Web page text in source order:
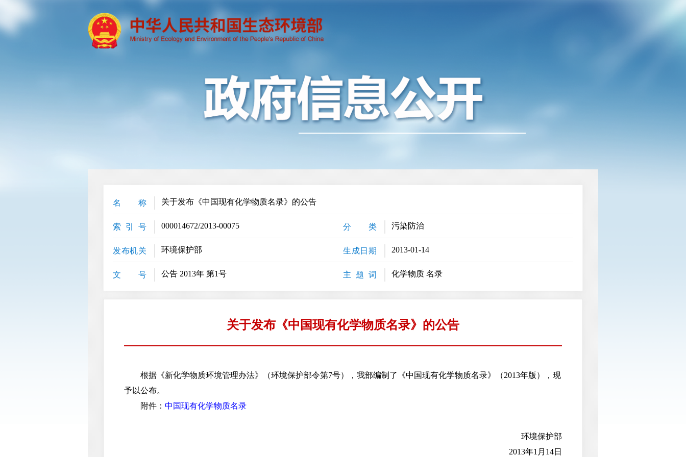
名 称 关于发布《中国现有化学物质名录》的公告
索 引 号 000014672/2013-00075 分 类 污染防治
发布机关 环境保护部 生成日期 2013-01-14
文 号 公告 2013年 第1号 主 题 词 化学物质 名录
关于发布《中国现有化学物质名录》的公告
根据《新化学物质环境管理办法》（环境保护部令第7号），我部编制了《中国现有化学物质名录》（2013年版），现
予以公布。
附件： 中国现有化学物质名录
环境保护部
2013年1月14日